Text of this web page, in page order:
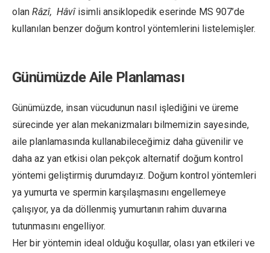
olan Râzî, Hâvîisimli ansiklopedik eserinde MS 907’de
kullanılan benzer doğum kontrol yöntemlerini listelemişler.
Günümüzde Aile Planlaması
Günümüzde, insan vücudunun nasıl işlediğini ve üreme
sürecinde yer alan mekanizmaları bilmemizin sayesinde,
aile planlamasında kullanabileceğimiz daha güvenilir ve
daha az yan etkisi olan pekçok alternatif doğum kontrol
yöntemi geliştirmiş durumdayız. Doğum kontrol yöntemleri
ya yumurta ve spermin karşılaşmasını engellemeye
çalışıyor, ya da döllenmiş yumurtanın rahim duvarına
tutunmasını engelliyor.
Her bir yöntemin ideal olduğu koşullar, olası yan etkileri ve